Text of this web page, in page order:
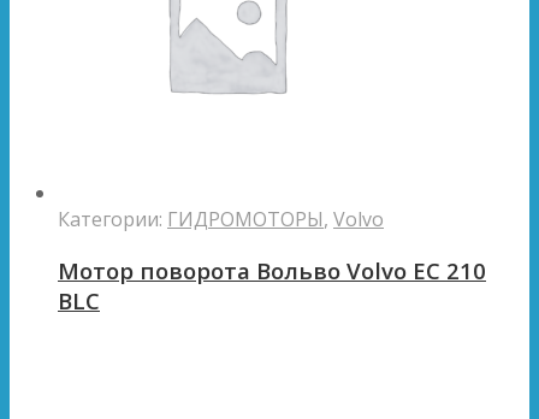
Категории: ГИДРОМОТОРЫ, Volvo
Мотор поворота Вольво Volvo EC 210
BLC